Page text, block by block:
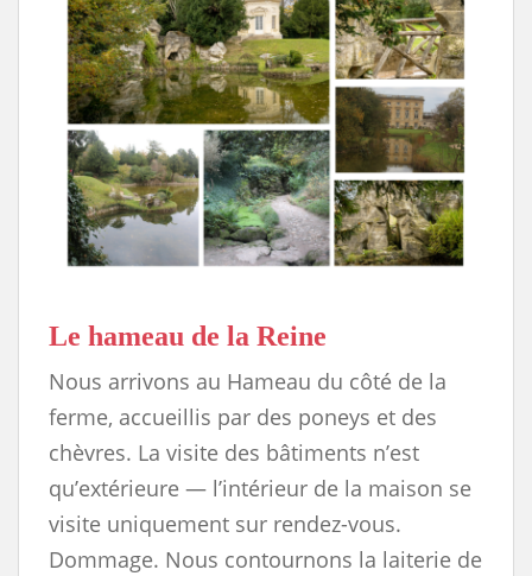
Le hameau de la Reine
Nous arrivons au Hameau du côté de la
ferme, accueillis par des poneys et des
chèvres. La visite des bâtiments n’est
qu’extérieure — l’intérieur de la maison se
visite uniquement sur rendez-vous.
Dommage. Nous contournons la laiterie de